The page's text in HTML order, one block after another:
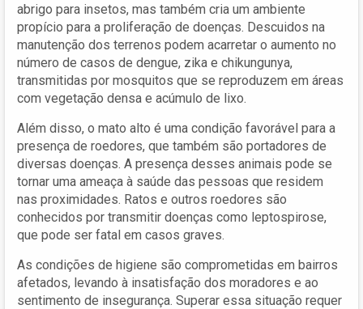
abrigo para insetos, mas também cria um ambiente
propício para a proliferação de doenças. Descuidos na
manutenção dos terrenos podem acarretar o aumento no
número de casos de dengue, zika e chikungunya,
transmitidas por mosquitos que se reproduzem em áreas
com vegetação densa e acúmulo de lixo.
Além disso, o mato alto é uma condição favorável para a
presença de roedores, que também são portadores de
diversas doenças. A presença desses animais pode se
tornar uma ameaça à saúde das pessoas que residem
nas proximidades. Ratos e outros roedores são
conhecidos por transmitir doenças como leptospirose,
que pode ser fatal em casos graves.
As condições de higiene são comprometidas em bairros
afetados, levando à insatisfação dos moradores e ao
sentimento de insegurança. Superar essa situação requer